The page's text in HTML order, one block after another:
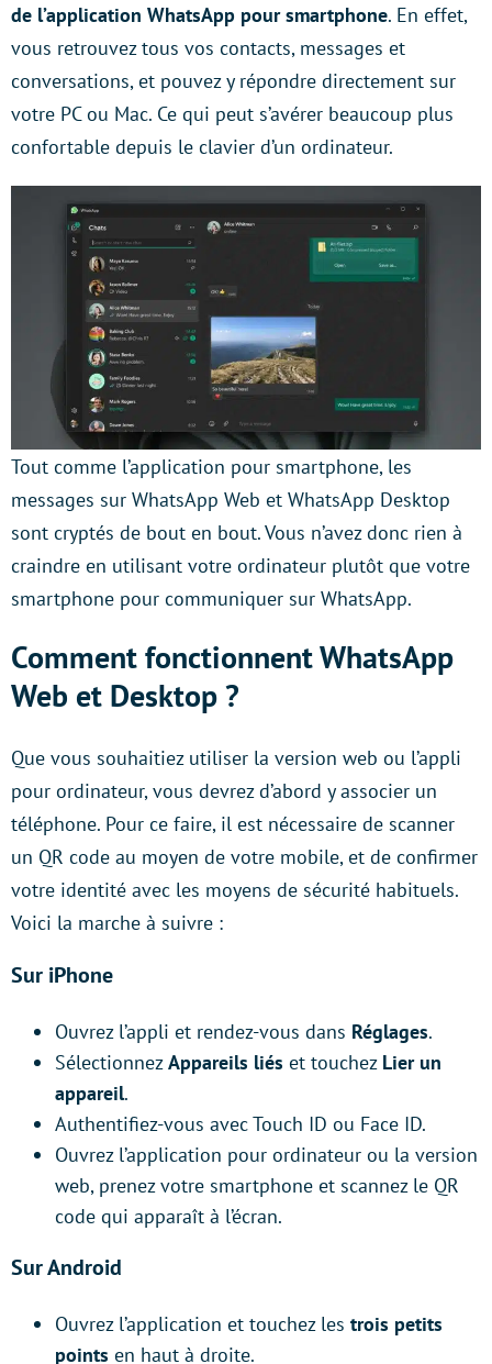
de l’application WhatsApp pour smartphone. En effet,
vous retrouvez tous vos contacts, messages et
conversations, et pouvez y répondre directement sur
votre PC ou Mac. Ce qui peut s’avérer beaucoup plus
confortable depuis le clavier d’un ordinateur.
Tout comme l’application pour smartphone, les
messages sur WhatsApp Web et WhatsApp Desktop
sont cryptés de bout en bout. Vous n’avez donc rien à
craindre en utilisant votre ordinateur plutôt que votre
smartphone pour communiquer sur WhatsApp.
Comment fonctionnent WhatsApp
Web et Desktop ?
Que vous souhaitiez utiliser la version web ou l’appli
pour ordinateur, vous devrez d’abord y associer un
téléphone. Pour ce faire, il est nécessaire de scanner
un QR code au moyen de votre mobile, et de confirmer
votre identité avec les moyens de sécurité habituels.
Voici la marche à suivre :
Sur iPhone
Ouvrez l’appli et rendez-vous dans Réglages.
SélectionnezAppareils liés et touchez Lier un
appareil.
Authentifiez-vous avec Touch ID ou Face ID.
Ouvrez l’application pour ordinateur ou la version
web, prenez votre smartphone et scannez le QR
code qui apparaît à l’écran.
Sur Android
Ouvrez l’application et touchez les trois petits
points en haut à droite.